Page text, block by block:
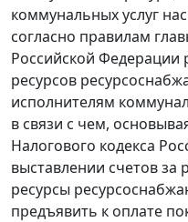
коммунальных услуг
согласно правилам
Российской Федерации
ресурсов
исполнителям
в связи с чем,
Налогового кодекса
выставлении счетов
ресурсы
предъявить к оплате